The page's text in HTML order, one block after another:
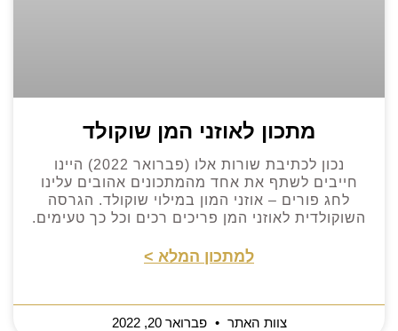
מתכון לאוזני המן שוקולד
נכון לכתיבת שורות אלו (פברואר 2022) היינו
חייבים לשתף את אחד מהמתכונים אהובים עלינו
לחג פורים – אוזני המון במילוי שוקולד. הגרסה
השוקולדית לאוזני המן פריכים רכים וכל כך טעימים.
למתכון המלא >
צוות האתר פברואר 20, 2022